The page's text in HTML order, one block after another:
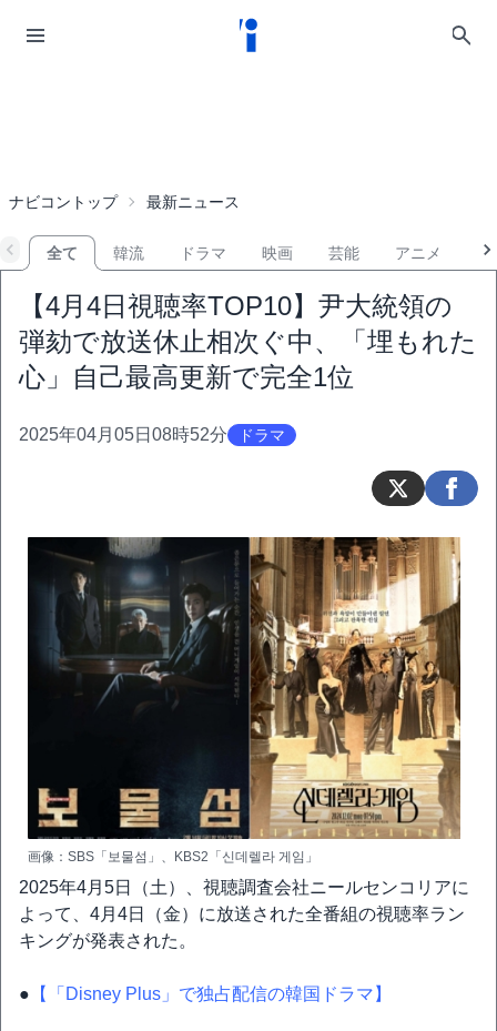
ナビコントップ 最新ニュース
全て 韓流 ドラマ 映画 芸能 アニメ
【4月4日視聴率TOP10】尹大統領の
弾劾で放送休止相次ぐ中、「埋もれた
心」自己最高更新で完全1位
2025年04月05日08時52分 ドラマ
画像：SBS「보물섬」、KBS2「신데렐라 게임」
2025年4月5日（土）、視聴調査会社ニールセンコリアに
よって、4月4日（金）に放送された全番組の視聴率ラン
キングが発表された。
● 【「Disney Plus」で独占配信の韓国ドラマ】